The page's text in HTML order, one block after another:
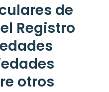
de
Registro
otros